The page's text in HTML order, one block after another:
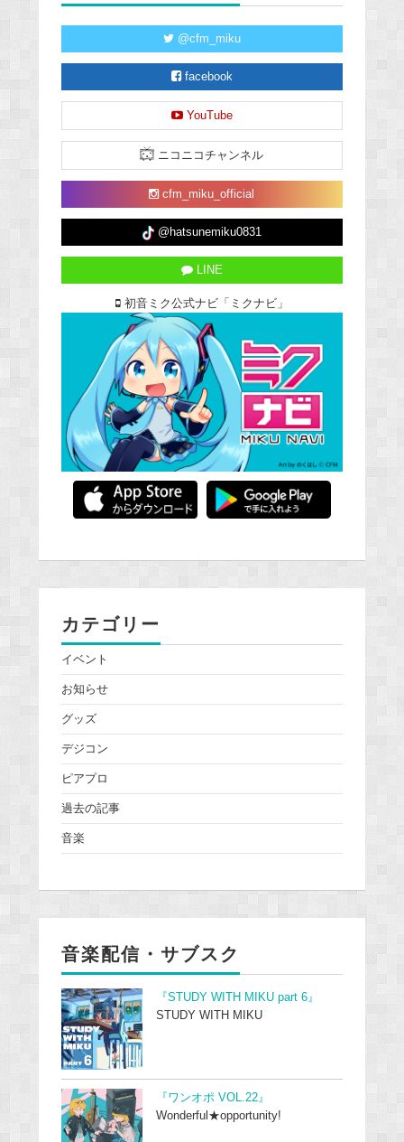
@cfm_miku
facebook
YouTube
ニコニコチャンネル
cfm_miku_official
@hatsunemiku0831
LINE
初音ミク公式ナビ「ミクナビ」
カテゴリー
イベント
お知らせ
グッズ
デジコン
ピアプロ
過去の記事
音楽
音楽配信・サブスク
『STUDY WITH MIKU part 6』
STUDY WITH MIKU
『ワンオポ VOL.22』
Wonderful★opportunity!